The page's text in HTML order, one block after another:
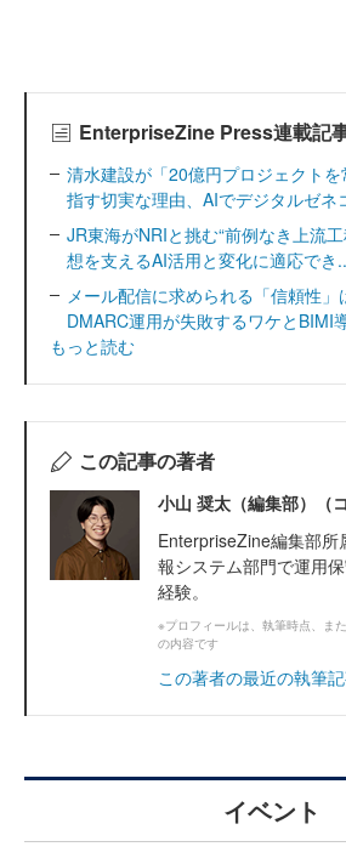
EnterpriseZine Press連載記
清水建設が「20億円プロジェクト
指す切実な理由、AIでデジタルゼネ
JR東海がNRIと挑む“前例なき上流
想を支えるAI活用と変化に適応でき
メール配信に求められる「信頼性
DMARC運用が失敗するワケとBIMI
もっと読む
この記事の著者
小山 奨太（編集部）（
EnterpriseZine編集部所
報システム部門で運用
経験。
※プロフィールは、執筆時点、ま
の内容です
この著者の最近の執筆
イベント